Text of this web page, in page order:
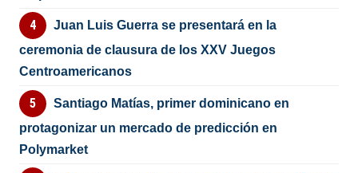
Juan Luis Guerra se presentará en la
ceremonia de clausura de los XXV Juegos
Centroamericanos
Santiago Matías, primer dominicano en
protagonizar un mercado de predicción en
Polymarket